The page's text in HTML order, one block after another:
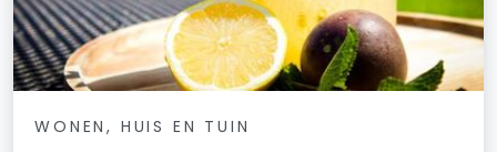
WONEN, HUIS EN TUIN